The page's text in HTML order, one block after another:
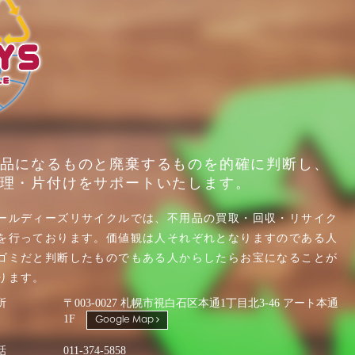
になるものと廃棄するものを的確に判断し、
・片付けをサポートいたします。
ルディーズリサイクルでは、不用品の買取・回収・リサイク
行っております。価値観は人それぞれとなりますのである人
ミだと判断したものでもある人からしたらお宝になることが
ます。
〒003-0027 札幌市視白石区本通1丁目北3-46 アート本通
1F
Google Map
011-374-5858